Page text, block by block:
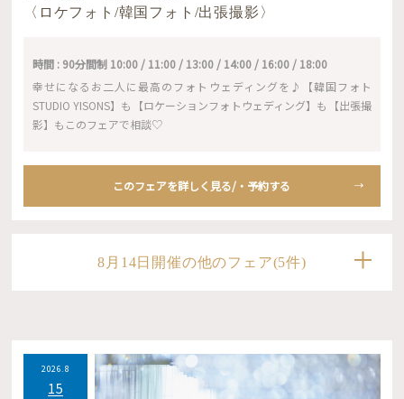
〈ロケフォト/韓国フォト/出張撮影〉
時間 : 90分間制 10:00 / 11:00 / 13:00 / 14:00 / 16:00 / 18:00
幸せになるお二人に最高のフォトウェディングを♪【韓国フォト
STUDIO YISONS】も【ロケーションフォトウェディング】も【出張撮
影】もこのフェアで相談♡
このフェアを詳しく見る/・予約する
8月14日開催の他のフェア(5件)
2026.8
15